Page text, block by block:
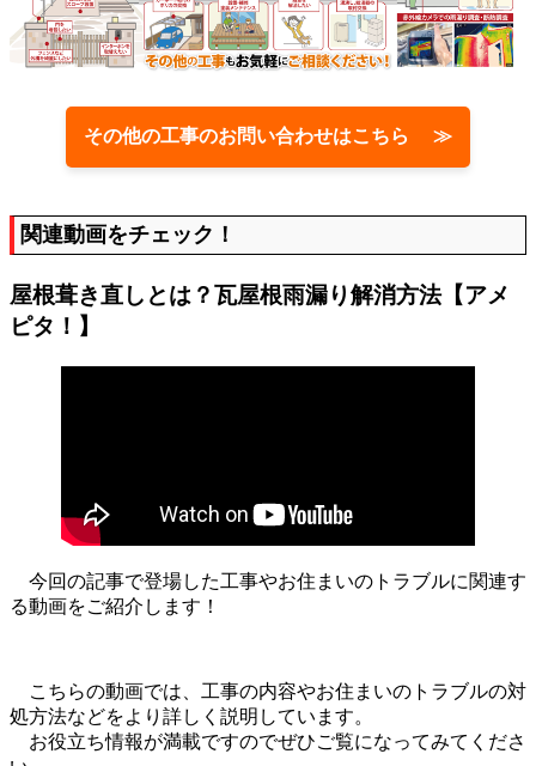
その他の工事のお問い合わせはこちら ≫
関連動画をチェック！
屋根葺き直しとは？瓦屋根雨漏り解消方法【アメ
ピタ！】
今回の記事で登場した工事やお住まいのトラブルに関連す
る動画をご紹介します！
こちらの動画では、工事の内容やお住まいのトラブルの対
処方法などをより詳しく説明しています。
お役立ち情報が満載ですのでぜひご覧になってみてくださ